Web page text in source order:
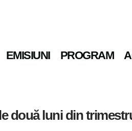
EMISIUNI PROGRAM
două luni din